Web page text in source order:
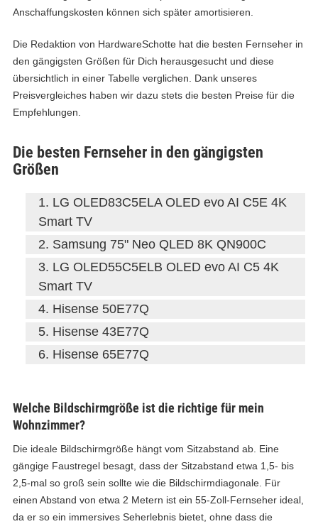
Anschaffungskosten können sich später amortisieren.
Die Redaktion von HardwareSchotte hat die besten Fernseher in
den gängigsten Größen für Dich herausgesucht und diese
übersichtlich in einer Tabelle verglichen. Dank unseres
Preisvergleiches haben wir dazu stets die besten Preise für die
Empfehlungen.
Die besten Fernseher in den gängigsten
Größen
LG OLED83C5ELA OLED evo AI C5E 4K
Smart TV
Samsung 75" Neo QLED 8K QN900C
LG OLED55C5ELB OLED evo AI C5 4K
Smart TV
Hisense 50E77Q
Hisense 43E77Q
Hisense 65E77Q
Welche Bildschirmgröße ist die richtige für mein
Wohnzimmer?
Die ideale Bildschirmgröße hängt vom Sitzabstand ab. Eine
gängige Faustregel besagt, dass der Sitzabstand etwa 1,5- bis
2,5-mal so groß sein sollte wie die Bildschirmdiagonale. Für
einen Abstand von etwa 2 Metern ist ein 55-Zoll-Fernseher ideal,
da er so ein immersives Seherlebnis bietet, ohne dass die